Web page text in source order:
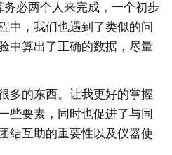
务必两个人来完成，一个初步
中，我们也遇到了类似的问
中算出了正确的数据，尽量
多的东西。让我更好的掌握
些要素，同时也促进了与同
结互助的重要性以及仪器使